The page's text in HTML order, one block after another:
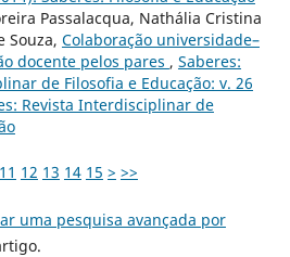
Passalacqua, Nathália Cristina
Souza, Colaboração universidade–
docente pelos pares , Saberes:
de Filosofia e Educação: v. 26
Revista Interdisciplinar de
11 12 13 14 15 > >>
uma pesquisa avançada por